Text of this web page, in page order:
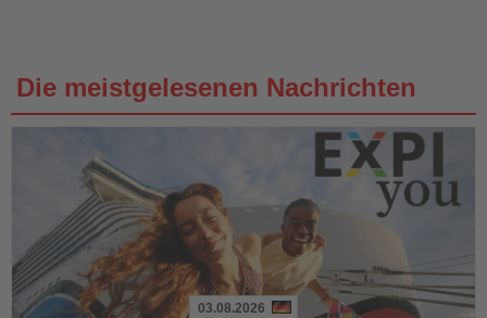
Die meistgelesenen Nachrichten
03.08.2026